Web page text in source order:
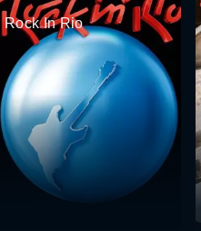
Rock In Rio